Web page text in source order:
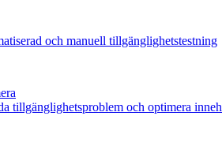
och manuell tillgänglighetstestning
tillgänglighetsproblem och optimera